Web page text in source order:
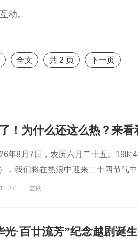
动。
全文 共2 页 下一页
！为什么还这么热？来看
年8月7日，农历六月二十五。19时
，我们将在热浪中迎来二十四节气
立秋